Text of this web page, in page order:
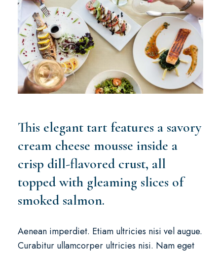
This elegant tart features a savory
cream cheese mousse inside a
crisp dill-flavored crust, all
topped with gleaming slices of
smoked salmon.
Aenean imperdiet. Etiam ultricies nisi vel augue.
Curabitur ullamcorper ultricies nisi. Nam eget